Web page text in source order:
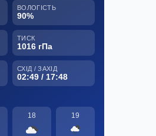
ВОЛОГІСТЬ
90%
ТИСК
1016 гПа
СХІД / ЗАХІД
02:49 / 17:48
18 19